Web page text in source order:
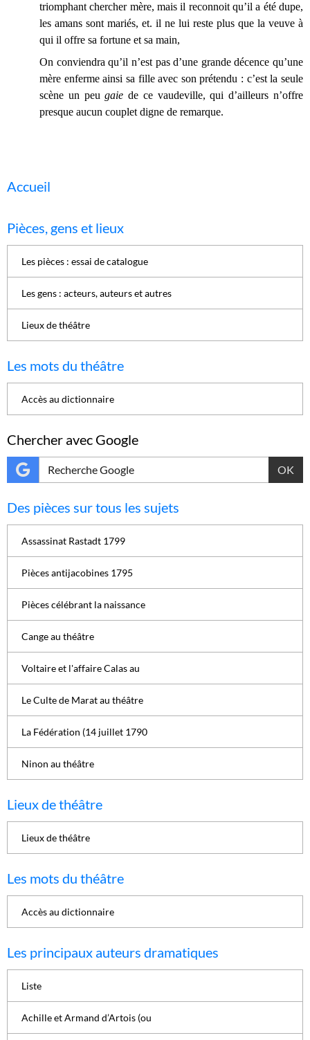
triomphant chercher mère, mais il reconnoit qu’il a été dupe,
les amans sont mariés, et. il ne lui reste plus que la veuve à
qui il offre sa fortune et sa main,
On conviendra qu’il n’est pas d’une grande décence qu’une
mère enferme ainsi sa fille avec son prétendu : c’est la seule
scène un peugaiede ce vaudeville, qui d’ailleurs n’offre
presque aucun couplet digne de remarque.
Accueil
Pièces, gens et lieux
Les pièces : essai de catalogue
Les gens : acteurs, auteurs et autres
Lieux de théâtre
Les mots du théâtre
Accès au dictionnaire
Chercher avec Google
OK
Des pièces sur tous les sujets
Assassinat Rastadt 1799
Pièces antijacobines 1795
Pièces célébrant la naissance
Cange au théâtre
Voltaire et l'affaire Calas au
Le Culte de Marat au théâtre
La Fédération (14 juillet 1790
Ninon au théâtre
Lieux de théâtre
Lieux de théâtre
Les mots du théâtre
Accès au dictionnaire
Les principaux auteurs dramatiques
Liste
Achille et Armand d’Artois (ou